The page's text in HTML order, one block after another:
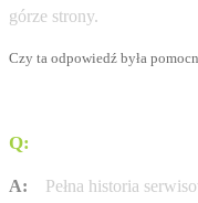
górze strony.
Czy ta odpowiedź była
Q:
A:
Pełna historia